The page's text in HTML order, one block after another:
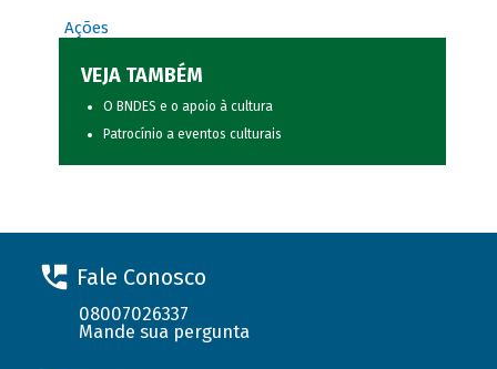
Ações
VEJA TAMBÉM
O BNDES e o apoio à cultura
Patrocínio a eventos culturais
Fale Conosco
08007026337
Mande sua pergunta